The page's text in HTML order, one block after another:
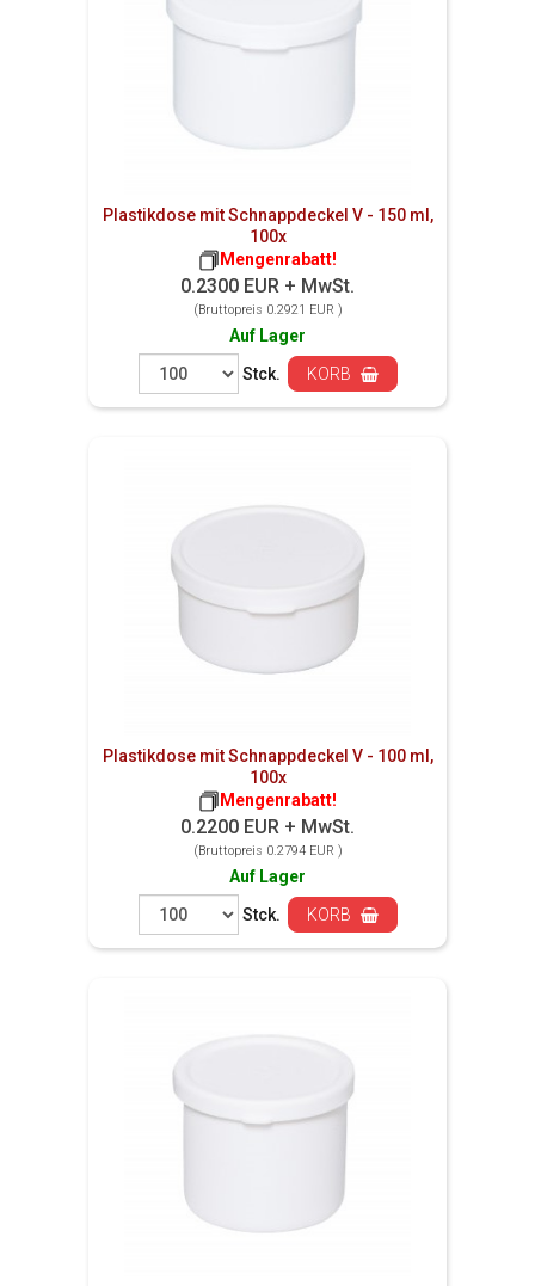
Plastikdose mit Schnappdeckel V - 150 ml,
100x
Mengenrabatt!
0.2300 EUR + MwSt.
(Bruttopreis 0.2921 EUR )
Auf Lager
Stck.
KORB
Plastikdose mit Schnappdeckel V - 100 ml,
100x
Mengenrabatt!
0.2200 EUR + MwSt.
(Bruttopreis 0.2794 EUR )
Auf Lager
Stck.
KORB